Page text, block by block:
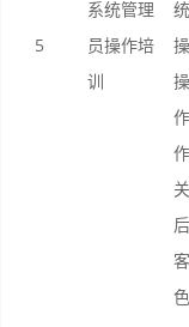
5
系统管理
员操作培
训
色